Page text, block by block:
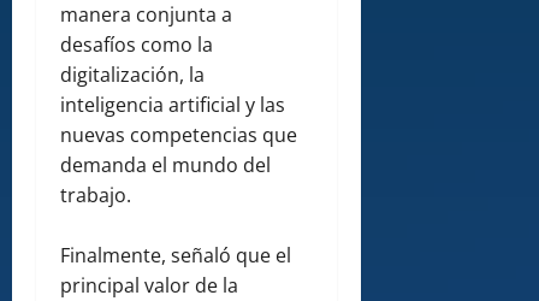
manera conjunta a
desafíos como la
digitalización, la
inteligencia artificial y las
nuevas competencias que
demanda el mundo del
trabajo.
Finalmente, señaló que el
principal valor de la